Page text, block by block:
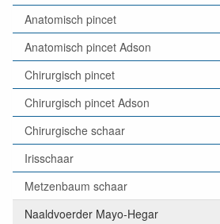
Anatomisch pincet
Anatomisch pincet Adson
Chirurgisch pincet
Chirurgisch pincet Adson
Chirurgische schaar
Irisschaar
Metzenbaum schaar
Naaldvoerder Mayo-Hegar